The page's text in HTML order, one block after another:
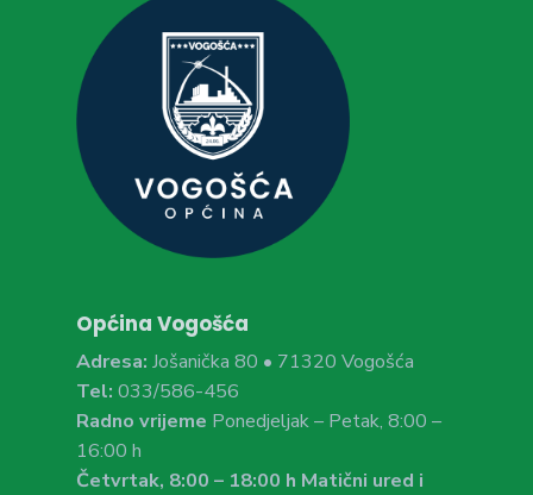
Općina Vogošća
Adresa: Jošanička 80 • 71320 Vogošća
Tel: 033/586-456
Radno vrijeme Ponedjeljak – Petak, 8:00 –
16:00 h
Četvrtak, 8:00 – 18:00 h Matični ured i